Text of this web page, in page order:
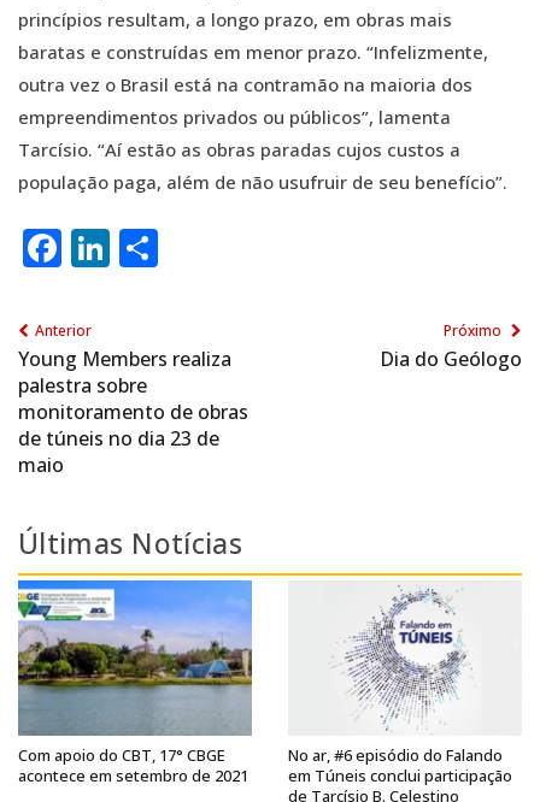
princípios resultam, a longo prazo, em obras mais
baratas e construídas em menor prazo. “Infelizmente,
outra vez o Brasil está na contramão na maioria dos
empreendimentos privados ou públicos”, lamenta
Tarcísio. “Aí estão as obras paradas cujos custos a
população paga, além de não usufruir de seu benefício”.
Facebook
LinkedIn
Anterior
Young Members realiza
palestra sobre
monitoramento de obras
de túneis no dia 23 de
maio
Próximo
Dia do Geólogo
Últimas Notícias
Com apoio do CBT, 17° CBGE
acontece em setembro de 2021
No ar, #6 episódio do Falando
em Túneis conclui participação
de Tarcísio B. Celestino